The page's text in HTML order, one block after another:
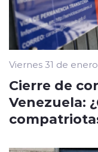
Viernes 31 de
Cierre de
Venezuela: